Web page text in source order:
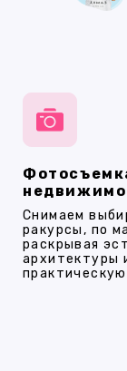
Снимаем
ракурсы, по
раскрывая
архитектуры